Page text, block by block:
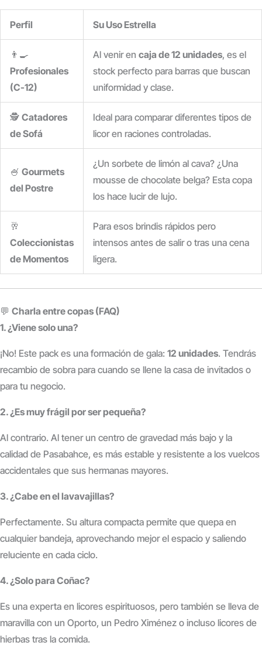
Perfil Su Uso Estrella
👨‍🍳
Profesionales
(C-12)
Al venir en caja de 12 unidades, es el
stock perfecto para barras que buscan
uniformidad y clase.
🕵️ Catadores
de Sofá
Ideal para comparar diferentes tipos de
licor en raciones controladas.
🍧 Gourmets
del Postre
¿Un sorbete de limón al cava? ¿Una
mousse de chocolate belga? Esta copa
los hace lucir de lujo.
🥂
Coleccionistas
de Momentos
Para esos brindis rápidos pero
intensos antes de salir o tras una cena
ligera.
💬 Charla entre copas (FAQ)
1. ¿Viene solo una?
¡No! Este pack es una formación de gala: 12 unidades. Tendrás
recambio de sobra para cuando se llene la casa de invitados o
para tu negocio.
2. ¿Es muy frágil por ser pequeña?
Al contrario. Al tener un centro de gravedad más bajo y la
calidad de Pasabahce, es más estable y resistente a los vuelcos
accidentales que sus hermanas mayores.
3. ¿Cabe en el lavavajillas?
Perfectamente. Su altura compacta permite que quepa en
cualquier bandeja, aprovechando mejor el espacio y saliendo
reluciente en cada ciclo.
4. ¿Solo para Coñac?
Es una experta en licores espirituosos, pero también se lleva de
maravilla con un Oporto, un Pedro Ximénez o incluso licores de
hierbas tras la comida.